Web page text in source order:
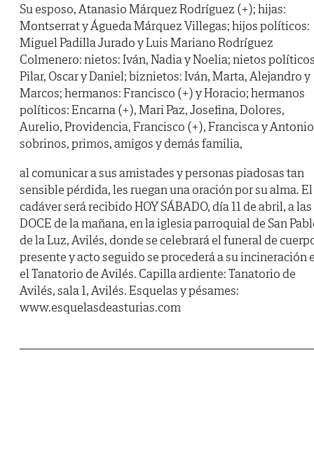
Su esposo, Atanasio Márquez Rodríguez (+); hijas:
Montserrat y Águeda Márquez Villegas; hijos políticos:
Miguel Padilla Jurado y Luis Mariano Rodríguez
Colmenero: nietos: Iván, Nadia y Noelia; nietos
Pilar, Oscar y Daniel; biznietos: Iván, Marta, Alejandro y
Marcos; hermanos: Francisco (+) y Horacio; hermanos
políticos: Encarna (+), Mari Paz, Josefina, Dolores,
Aurelio, Providencia, Francisco (+), Francisca y
sobrinos, primos, amigos y demás familia,
al comunicar a sus amistades y personas piadosas tan
sensible pérdida, les ruegan una oración por su alma. El
cadáver será recibido HOY SÁBADO, día 11 de abril, a las
DOCE de la mañana, en la iglesia parroquial de San
de la Luz, Avilés, donde se celebrará el funeral de
presente y acto seguido se procederá a su incineración
el Tanatorio de Avilés. Capilla ardiente: Tanatorio de
Avilés, sala 1, Avilés. Esquelas y pésames:
www.esquelasdeasturias.com